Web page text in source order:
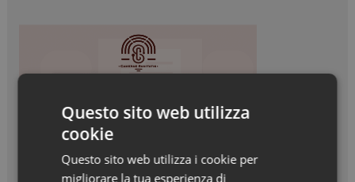
Questo sito web utilizza
cookie
Questo sito web utilizza i cookie per
migliorare la tua esperienza di